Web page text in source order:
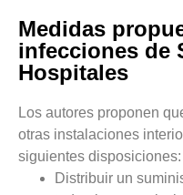
Medidas
infecciones de
Hospitales
Los autores proponen
otras instalaciones
siguientes disposiciones:
Distribuir un